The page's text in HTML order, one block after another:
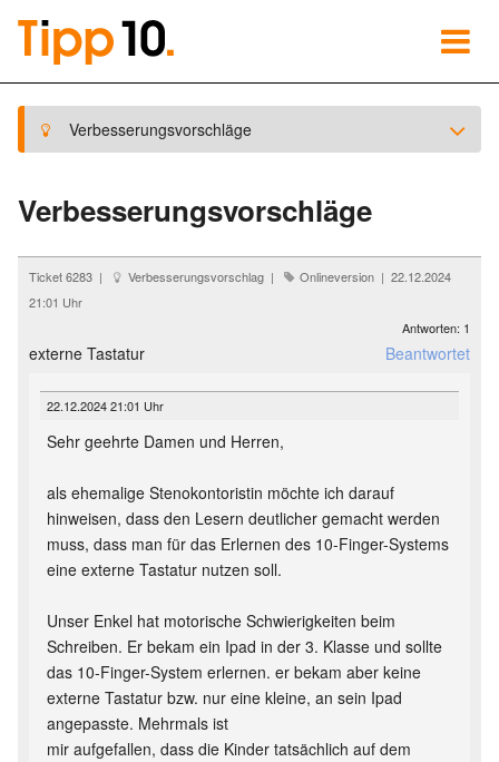
Verbesserungsvorschläge
Verbesserungsvorschläge
Ticket 6283 | Verbesserungsvorschlag |
Onlineversion | 22.12.2024
21:01 Uhr
Antworten: 1
externe Tastatur Beantwortet
22.12.2024 21:01 Uhr
Sehr geehrte Damen und Herren,
als ehemalige Stenokontoristin möchte ich darauf
hinweisen, dass den Lesern deutlicher gemacht werden
muss, dass man für das Erlernen des 10-Finger-Systems
eine externe Tastatur nutzen soll.
Unser Enkel hat motorische Schwierigkeiten beim
Schreiben. Er bekam ein Ipad in der 3. Klasse und sollte
das 10-Finger-System erlernen. er bekam aber keine
externe Tastatur bzw. nur eine kleine, an sein Ipad
angepasste. Mehrmals ist
mir aufgefallen, dass die Kinder tatsächlich auf dem